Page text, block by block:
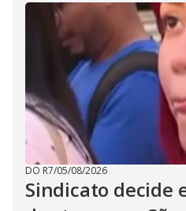
DO R7/05/08/2026
Sindicato decide